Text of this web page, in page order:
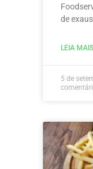
de
LEIA
5 de